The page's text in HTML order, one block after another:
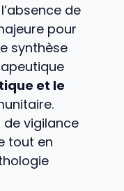
de
pour
synthèse
et le
de vigilance
tout en